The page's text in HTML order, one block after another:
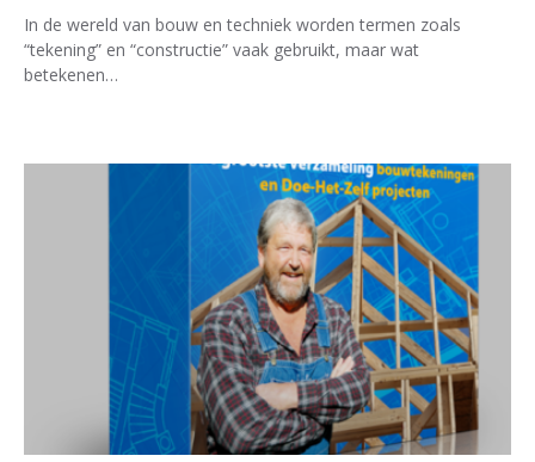
In de wereld van bouw en techniek worden termen zoals
“tekening” en “constructie” vaak gebruikt, maar wat
betekenen…